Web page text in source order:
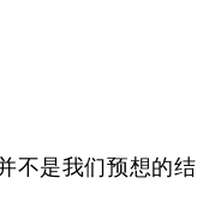
不是我们预想的结